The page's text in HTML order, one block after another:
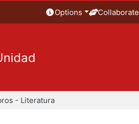
Options Collaborate
- Literatura